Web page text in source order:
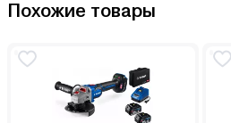
Похожие товары